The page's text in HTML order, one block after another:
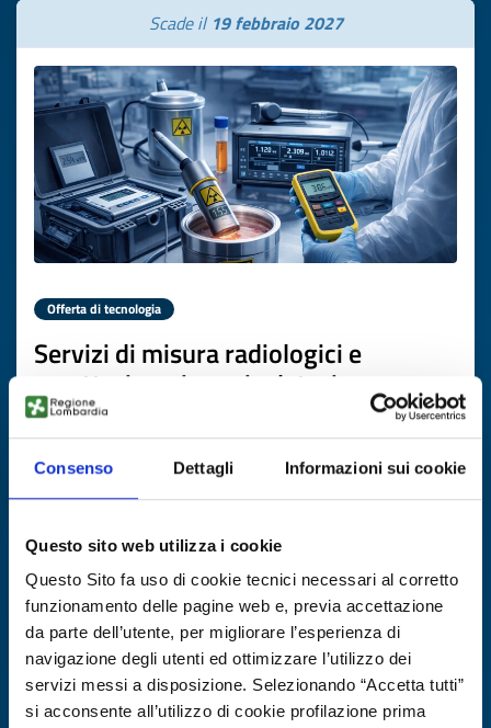
Consenso Dettagli Informazioni sui cookie
Questo sito web utilizza i cookie
Questo Sito fa uso di cookie tecnici necessari al corretto
funzionamento delle pagine web e, previa accettazione
da parte dell’utente, per migliorare l’esperienza di
navigazione degli utenti ed ottimizzare l’utilizzo dei
servizi messi a disposizione. Selezionando “Accetta tutti”
si acconsente all’utilizzo di cookie profilazione prima
Scade il 19 febbraio 2027
Offerta di tecnologia
Servizi di misura radiologici e
caratterizzazione rivelatori
ID EEN: TOFR20260119015